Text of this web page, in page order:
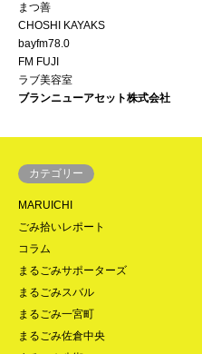
まつ善
CHOSHI KAYAKS
bayfm78.0
FM FUJI
ラブ美容室
ブランニューアセット株式会社
カテゴリー
MARUICHI
ごみ拾いレポート
コラム
まるごみサポーターズ
まるごみスバル
まるごみ一宮町
まるごみ佐倉中央